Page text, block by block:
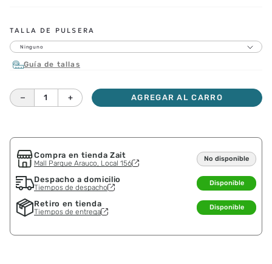
TALLA DE PULSERA
Ninguno
Guía de tallas
＋
－ AGREGAR AL CARRO
Compra en tienda Zait
Mall Parque Arauco, Local 156
No disponible
Despacho a domicilio
Tiempos de despacho
Disponible
Retiro en tienda
Tiempos de entrega
Disponible